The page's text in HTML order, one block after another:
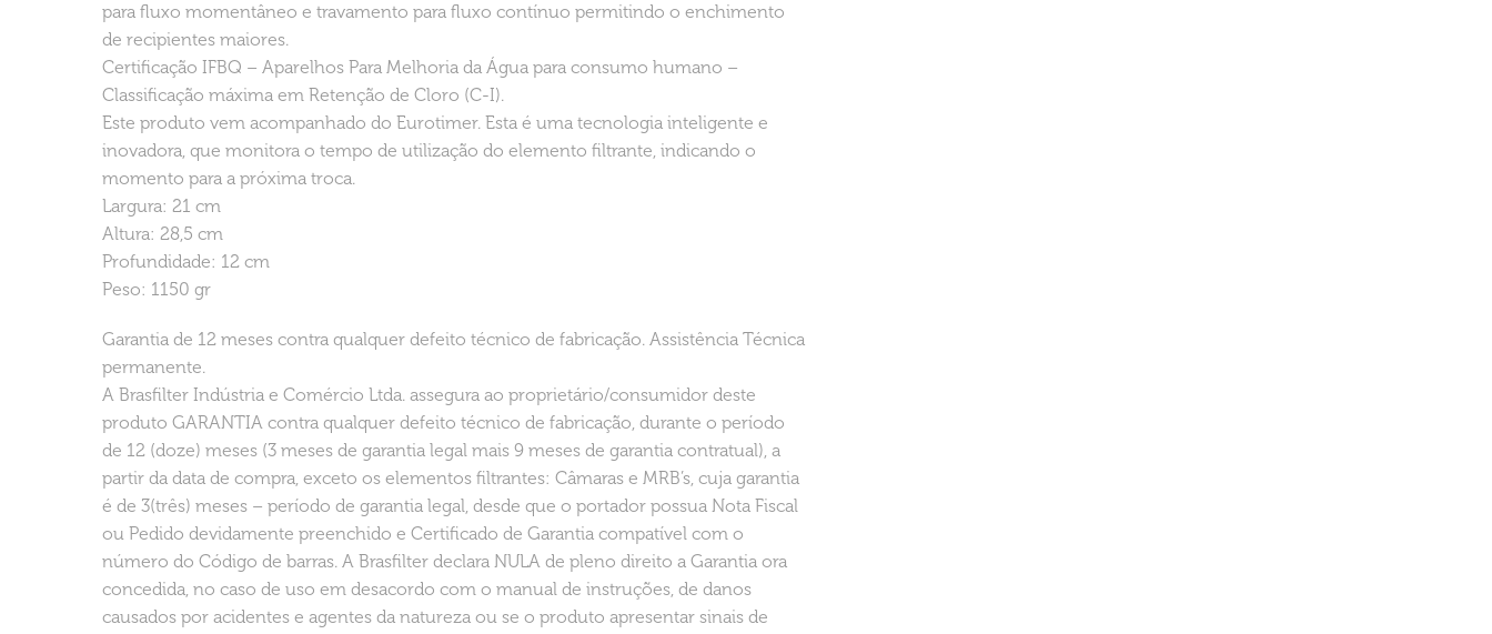
para fluxo momentâneo e travamento para fluxo contínuo permitindo o enchimento
de recipientes maiores.
Certificação IFBQ – Aparelhos Para Melhoria da Água para consumo humano –
Classificação máxima em Retenção de Cloro (C-I).
Este produto vem acompanhado do Eurotimer. Esta é uma tecnologia inteligente e
inovadora, que monitora o tempo de utilização do elemento filtrante, indicando o
momento para a próxima troca.
Largura: 21 cm
Altura: 28,5 cm
Profundidade: 12 cm
Peso: 1150 gr
Garantia de 12 meses contra qualquer defeito técnico de fabricação. Assistência Técnica
permanente.
A Brasfilter Indústria e Comércio Ltda. assegura ao proprietário/consumidor deste
produto GARANTIA contra qualquer defeito técnico de fabricação, durante o período
de 12 (doze) meses (3 meses de garantia legal mais 9 meses de garantia contratual), a
partir da data de compra, exceto os elementos filtrantes: Câmaras e MRB’s, cuja garantia
é de 3(três) meses – período de garantia legal, desde que o portador possua Nota Fiscal
ou Pedido devidamente preenchido e Certificado de Garantia compatível com o
número do Código de barras. A Brasfilter declara NULA de pleno direito a Garantia ora
concedida, no caso de uso em desacordo com o manual de instruções, de danos
causados por acidentes e agentes da natureza ou se o produto apresentar sinais de